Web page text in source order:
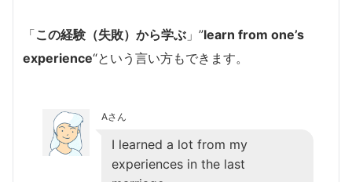
「この経験（失敗）から学ぶ 」”learn from one’s
experience“という言い方もできます。
Aさん
I learned a lot from my
experiences in the last